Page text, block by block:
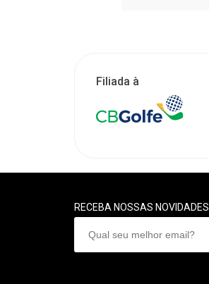
Filiada à
RECEBA NOSSAS NOVIDADES